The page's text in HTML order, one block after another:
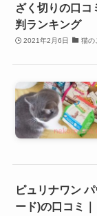
ざく切りの口コ
判ランキング
2021年2月6日 猫の
ピュリナワン
ード)の口コミ